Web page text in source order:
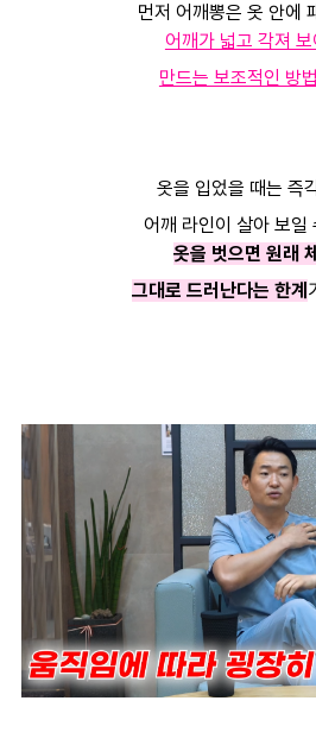
먼저 어깨뽕은 옷 안에
어깨가 넓고 각져
만드는 보조적인 방법
옷을 입었을 때는 즉
어깨 라인이 살아 보일
옷을 벗으면 원래
그대로 드러난다는 한계